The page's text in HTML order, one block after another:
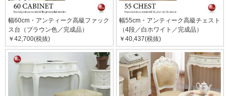
幅60cm・アンティーク高級ファック
ス台（ブラウン色／完成品）
￥42,700(税抜)
幅55cm・アンティーク高級チェスト
（4段／白ホワイト／完成品）
￥40,437(税抜)